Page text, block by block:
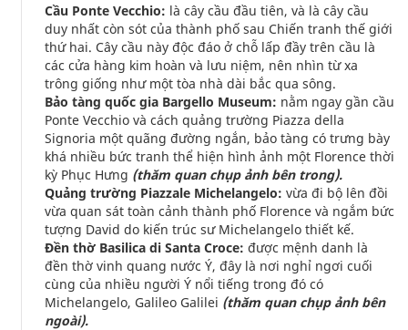
Cầu Ponte Vecchio: là cây cầu đầu tiên, và là cây cầu
duy nhất còn sót của thành phố sau Chiến tranh thế giới
thứ hai. Cây cầu này độc đáo ở chỗ lấp đầy trên cầu là
các cửa hàng kim hoàn và lưu niệm, nên nhìn từ xa
trông giống như một tòa nhà dài bắc qua sông.
Bảo tàng quốc gia Bargello Museum: nằm ngay gần cầu
Ponte Vecchio và cách quảng trường Piazza della
Signoria một quãng đường ngắn, bảo tàng có trưng bày
khá nhiều bức tranh thể hiện hình ảnh một Florence thời
kỳ Phục Hưng (thăm quan chụp ảnh bên trong).
Quảng trường Piazzale Michelangelo: vừa đi bộ lên đồi
vừa quan sát toàn cảnh thành phố Florence và ngắm bức
tượng David do kiến trúc sư Michelangelo thiết kế.
Đền thờ Basilica di Santa Croce: được mệnh danh là
đền thờ vinh quang nước Ý, đây là nơi nghỉ ngơi cuối
cùng của nhiều người Ý nổi tiếng trong đó có
Michelangelo, Galileo Galilei (thăm quan chụp ảnh bên
ngoài).